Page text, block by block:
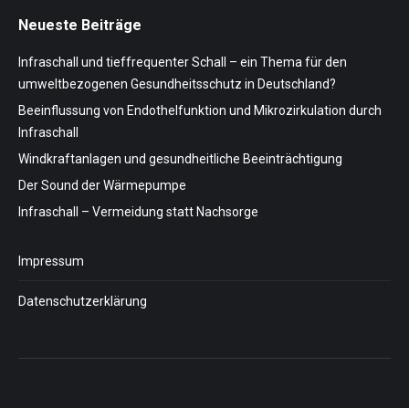
Neueste Beiträge
Infraschall und tieffrequenter Schall – ein Thema für den
umweltbezogenen Gesundheitsschutz in Deutschland?
Beeinflussung von Endothelfunktion und Mikrozirkulation durch
Infraschall
Windkraftanlagen und gesundheitliche Beeinträchtigung
Der Sound der Wärmepumpe
Infraschall – Vermeidung statt Nachsorge
Impressum
Datenschutzerklärung